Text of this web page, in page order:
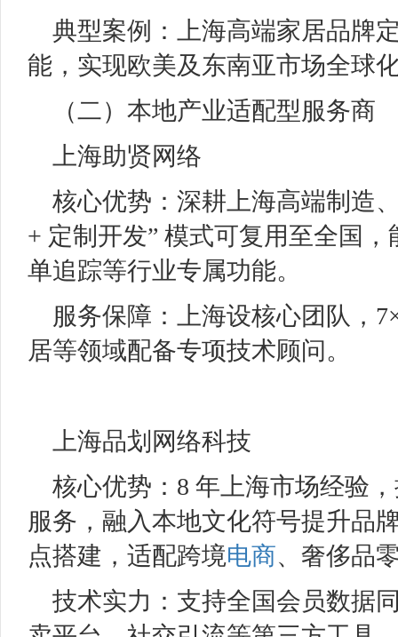
典型案例：上海高端家居品牌
能，实现欧美及东南亚市场全球
（二）本地产业适配型服务商
上海助贤网络
核心优势：深耕上海高端制造
+ 定制开发” 模式可复用至全国
单追踪等行业专属功能。
服务保障：上海设核心团队，
居等领域配备专项技术顾问。
上海品划网络科技
核心优势：8 年上海市场经验
服务，融入本地文化符号提升品
点搭建，适配跨境电商、奢侈品
技术实力：支持全国会员数据